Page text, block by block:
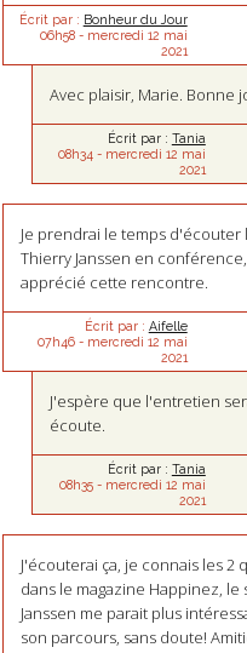
Écrit par : Bonheur du Jour
06h58- mercredi 12 mai
2021
Avec plaisir, Marie. Bonne
Écrit par : Tania
08h34 - mercredi 12 mai
2021
Je prendrai le temps
Thierry Janssen en
apprécié cette rencontre.
Écrit par : Aifelle
07h46- mercredi 12 mai
2021
J'espère que l'entretien
écoute.
Écrit par : Tania
08h35- mercredi 12 mai
2021
J'écouterai ça, je connais les 2
dans le magazine Happinez,
Janssen me parait plus
son parcours, sans doute!